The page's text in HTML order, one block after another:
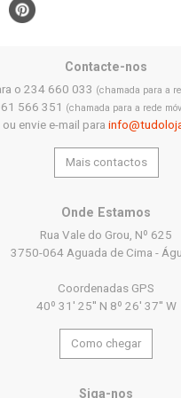
Contacte-nos
o 234 660 033 (chamada para a
566 351 (chamada para a rede
ou envie e-mail para
Mais contactos
Onde Estamos
Rua Vale do Grou, Nº 625
3750-064 Aguada de Cima -
Coordenadas GPS
40º 31' 25'' N 8º 26' 37'' W
Como chegar
Siga-nos